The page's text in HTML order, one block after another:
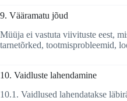
9. Vääramatu jõud
Müüja ei vastuta viivituste eest,
tarnetõrked, tootmisprobleemid,
10. Vaidluste lahendamine
10.1. Vaidlused lahendatakse